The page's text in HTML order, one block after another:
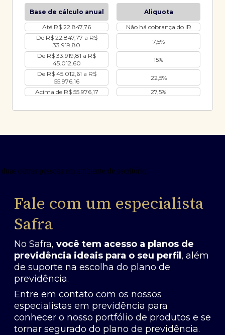
Base de cálculo anual
Aliquota
Até R$ 22.847,76
Não há cobrança do IR
De R$ 22.847,77 a R$
33.919,80
7,5%
De R$ 33.919,81 a R$
45.012,60
15%
De R$ 45.012,61 a R$
55.976,16
22,5%
Acima de R$ 55.976,17
27,5%
Fale com um especialista
Safra
No Safra, você tem acesso a planos de
previdência ideais para o seu perfil , além
de suporte na escolha do plano de
previdência.
Entre em contato com os nossos
especialistas em previdência para
conhecer o nosso portfólio de produtos e se
tornar segurado do plano de previdência.